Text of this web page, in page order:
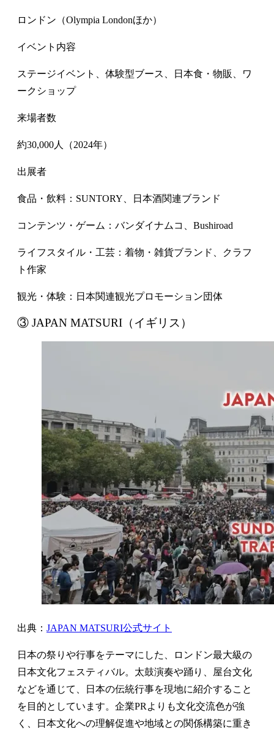
ロンドン（Olympia Londonほか）
イベント内容
ステージイベント、体験型ブース、日本食・物販、ワ
ークショップ
来場者数
約30,000人（2024年）
出展者
食品・飲料：SUNTORY、日本酒関連ブランド
コンテンツ・ゲーム：バンダイナムコ、Bushiroad
ライフスタイル・工芸：着物・雑貨ブランド、クラフ
ト作家
観光・体験：日本関連観光プロモーション団体
③ JAPAN MATSURI（イギリス）
出典： JAPAN MATSURI公式サイト
日本の祭りや行事をテーマにした、ロンドン最大級の
日本文化フェスティバル。太鼓演奏や踊り、屋台文化
などを通じて、日本の伝統行事を現地に紹介すること
を目的としています。企業PRよりも文化交流色が強
く、日本文化への理解促進や地域との関係構築に重き